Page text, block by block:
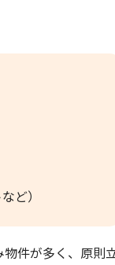
ど）
件が多く、原則